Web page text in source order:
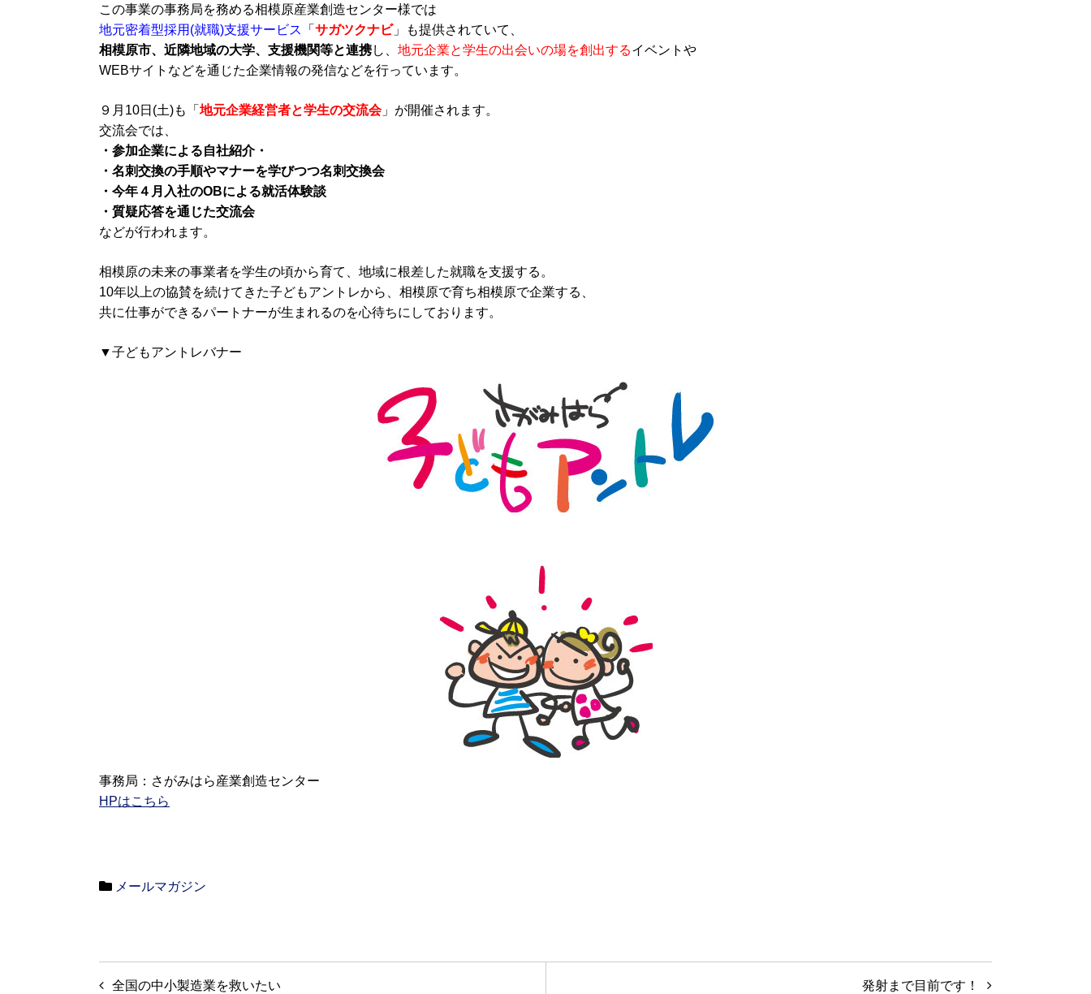
この事業の事務局を務める相模原産業創造センター様では
地元密着型採用(就職)支援サービス
「 サガツクナビ」も提供されていて、
相模原市、近隣地域の大学、支援機関等と連携し、 地元企業と学生の出会いの場を創出するイベントや
WEBサイトなどを通じた企業情報の発信などを行っています。
９月10日(土)も「 地元企業経営者と学生の交流会」が開催されます。
交流会では、
・参加企業による自社紹介・
・名刺交換の手順やマナーを学びつつ名刺交換会
・今年４月入社のOBによる就活体験談
・質疑応答を通じた交流会
などが行われます。
相模原の未来の事業者を学生の頃から育て、地域に根差した就職を支援する。
10年以上の協賛を続けてきた子どもアントレから、相模原で育ち相模原で企業する、
共に仕事ができるパートナーが生まれるのを心待ちにしております。
▼子どもアントレバナー
事務局：さがみはら産業創造センター
HPはこちら
メールマガジン
投
発射まで目前です！
全国の中小製造業を救いたい